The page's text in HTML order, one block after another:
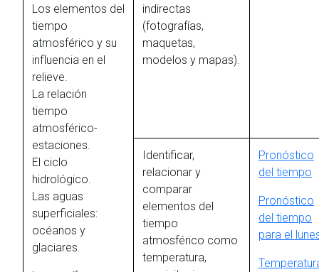
Los elementos del
tiempo
atmosférico y su
influencia en el
relieve.
La relación
tiempo
atmosférico-
estaciones.
El ciclo
hidrológico.
Las aguas
superficiales:
océanos y
glaciares.
indirectas
(fotografías,
maquetas,
modelos y mapas).
Identificar,
relacionar y
comparar
elementos del
tiempo
atmosférico como
temperatura,
Pronóstico
del tiempo
Pronóstico
del tiempo
para el